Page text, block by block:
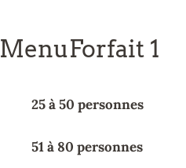
MenuForfait 1
25 à 50 personnes
51 à 80 personnes